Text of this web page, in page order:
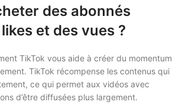
des abonnés
et des vues ?
TikTok vous aide à créer du momentum
TikTok récompense les contenus qui
ce qui permet aux vidéos avec
d’être diffusées plus largement.